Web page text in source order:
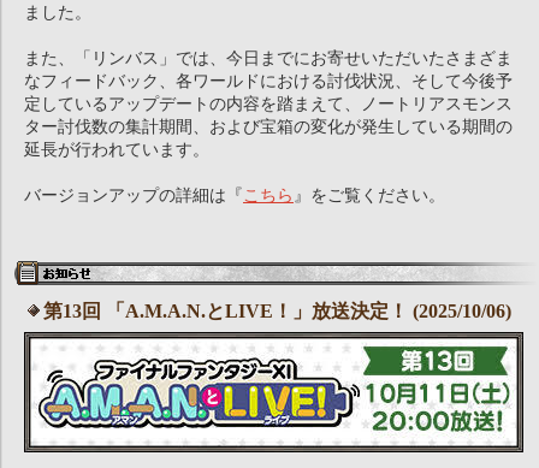
ました。
また、「リンバス」では、今日までにお寄せいただいたさまざま
なフィードバック、各ワールドにおける討伐状況、そして今後予
定しているアップデートの内容を踏まえて、ノートリアスモンス
ター討伐数の集計期間、および宝箱の変化が発生している期間の
延長が行われています。
バージョンアップの詳細は『 こちら 』をご覧ください。
第13回 「A.M.A.N.とLIVE！」放送決定！ (2025/10/06)